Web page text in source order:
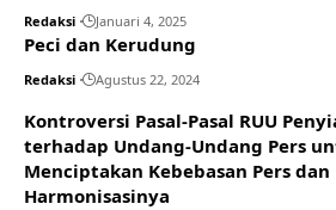
Redaksi Januari 4, 2025
Peci dan Kerudung
Redaksi Agustus 22, 2024
Kontroversi Pasal-Pasal RUU
terhadap Undang-Undang Pers
Menciptakan Kebebasan Pers dan
Harmonisasinya